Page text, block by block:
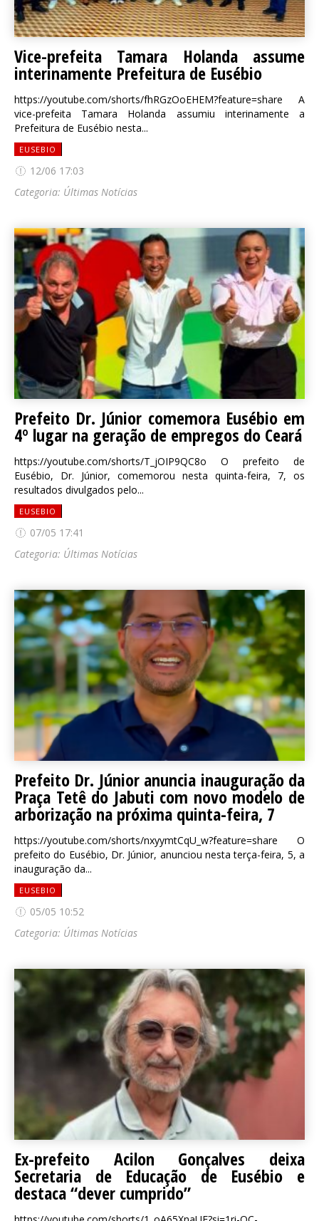
Vice-prefeita Tamara Holanda assume
interinamente Prefeitura de Eusébio
https://youtube.com/shorts/fhRGzOoEHEM?feature=share A
vice-prefeita Tamara Holanda assumiu interinamente a
Prefeitura de Eusébio nesta...
EUSEBIO
12/06 17:03
Categoria: Últimas Notícias
Prefeito Dr. Júnior comemora Eusébio em
4º lugar na geração de empregos do Ceará
https://youtube.com/shorts/T_jOIP9QC8o O prefeito de
Eusébio, Dr. Júnior, comemorou nesta quinta-feira, 7, os
resultados divulgados pelo...
EUSEBIO
07/05 17:41
Categoria: Últimas Notícias
Prefeito Dr. Júnior anuncia inauguração da
Praça Tetê do Jabuti com novo modelo de
arborização na próxima quinta-feira, 7
https://youtube.com/shorts/nxyymtCqU_w?feature=share O
prefeito do Eusébio, Dr. Júnior, anunciou nesta terça-feira, 5, a
inauguração da...
EUSEBIO
05/05 10:52
Categoria: Últimas Notícias
Ex-prefeito Acilon Gonçalves deixa
Secretaria de Educação de Eusébio e
destaca “dever cumprido”